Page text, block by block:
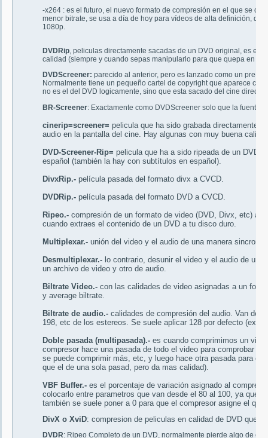
-x264 : es el futuro, el nuevo formato de compresión en el que se
menor bitrate, se usa a día de hoy para vídeos de alta definición,
1080p.
DVDRip, peliculas directamente sacadas de un DVD original, es el
calidad (siempre y cuando sepas manipularlo para que quepa en un
DVDScreener: parecido al anterior, pero es lanzado como un pre-
Normalmente tiene un pequeño cartel de copyright que aparece
no es el del DVD logicamente, sino que esta sacado del cine
BR-Screener: Exactamente como DVDScreener solo que la fuente
cinerip=screener= pelicula que ha sido grabada directamente
audio en la pantalla del cine. Hay algunas con muy buena
DVD-Screener-Rip= pelicula que ha a sido ripeada de un DVD
español (también la hay con subtítulos en español).
DivxRip.- película pasada del formato divx a CVCD.
DVDRip.- película pasada del formato DVD a CVCD.
Ripeo.- compresión de un formato de video (DVD, Divx, etc) a
cuando extraes el contenido de un DVD a tu disco duro.
Multiplexar.- unión del video y el audio de una manera
Desmultiplexar.- lo contrario, desunir el video y el audio de un
un archivo de video y otro de audio.
Biltrate Video.- con las calidades de video asignadas a un
y average biltrate.
Biltrate de audio.- calidades de compresión del audio. Van
198, etc de los estereos. Se suele aplicar 128 por defecto
Doble pasada (multipasada).- es cuando comprimimos un
compresor hace una pasada de todo el video para comprobar
se puede comprimir más, etc, y luego hace otra pasada para
que el de una sola pasad, pero da mas calidad).
VBF Buffer.- es el porcentaje de variación asignado al
colocarlo entre parametros que van desde el 80 al 100, ya que
también se suele poner a 0 para que el compresor asigne el que
DivX o XviD: compresion de peliculas en calidad de DVD que
DVDR: Ripeo Completo de un DVD, normalmente pierde algo de